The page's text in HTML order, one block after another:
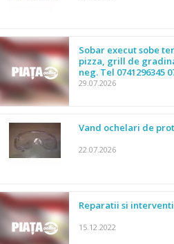
Sobar execut sobe
pizza, grill de
neg. Tel 0741296345
29.07.2026
Vand ochelari de
22.07.2026
Reparatii si
15.12.2022